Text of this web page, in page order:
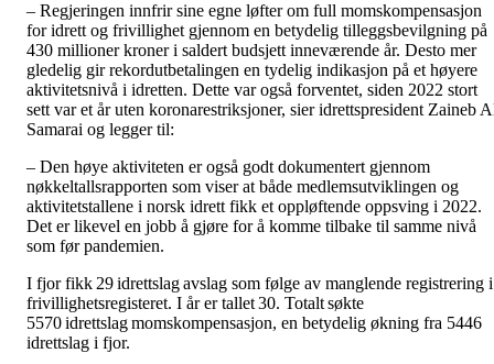
– Regjeringen innfrir sine egne løfter om full momskompensasjon
for idrett og frivillighet gjennom en betydelig tilleggsbevilgning på
430 millioner kroner i saldert budsjett inneværende år. Desto mer
gledelig gir rekordutbetalingen en tydelig indikasjon på et høyere
aktivitetsnivå i idretten. Dette var også forventet, siden 2022 stort
sett var et år uten koronarestriksjoner, sier idrettspresident Zaineb
Samarai og legger til:
– Den høye aktiviteten er også godt dokumentert gjennom
nøkkeltallsrapporten som viser at både medlemsutviklingen og
aktivitetstallene i norsk idrett fikk et oppløftende oppsving i 2022.
Det er likevel en jobb å gjøre for å komme tilbake til samme nivå
som før pandemien.
I fjor fikk 29 idrettslag avslag som følge av manglende registrering i
frivillighetsregisteret. I år er tallet 30. Totalt søkte
5570 idrettslag momskompensasjon, en betydelig økning fra 5446
idrettslag i fjor.